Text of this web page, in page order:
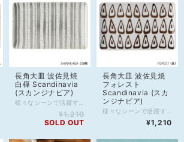
長角大皿 波佐見焼
白樺 Scandinavia
(スカンジナビア)
¥1,210
SOLD OUT
長角大皿 波佐見焼
フォレスト
Scandinavia (スカ
ンジナビア)
¥1,210